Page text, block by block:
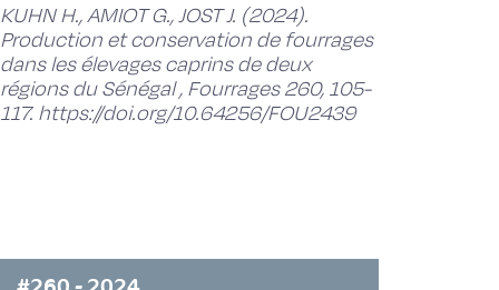
KUHN H., AMIOT G., JOST J. (2024).
Production et conservation de fourrages
dans les élevages caprins de deux
régions du Sénégal , Fourrages 260, 105-
117. https://doi.org/10.64256/FOU2439